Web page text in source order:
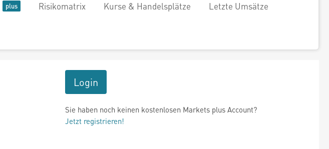
Risikomatrix Kurse & Handelsplätze Letzte Umsätze
Login
Sie haben noch keinen kostenlosen Markets plus Account?
Jetzt registrieren!